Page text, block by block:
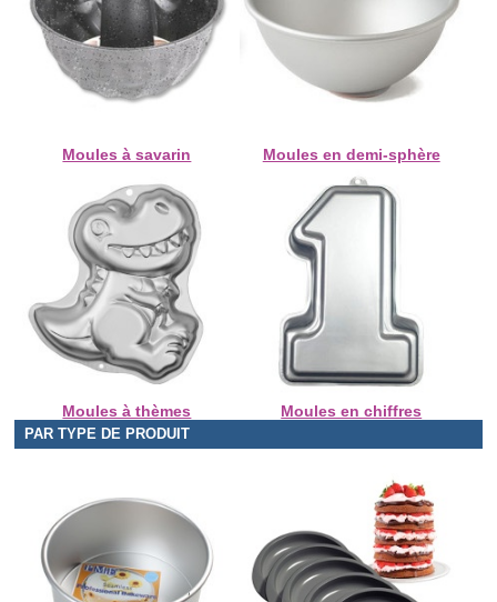
Moules à savarin Moules en demi-sphère
Moules à thèmes Moules en chiffres
PAR TYPE DE PRODUIT